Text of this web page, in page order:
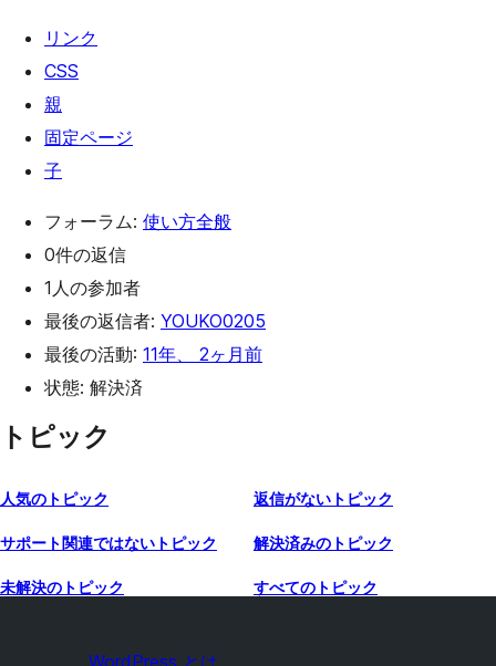
リンク
CSS
親
固定ページ
子
フォーラム: 使い方全般
0件の返信
1人の参加者
最後の返信者: YOUKO0205
最後の活動: 11年、 2ヶ月前
状態: 解決済
トピック
人気のトピック 返信がないトピック
サポート関連ではないトピック 解決済みのトピック
未解決のトピック すべてのトピック
WordPress とは